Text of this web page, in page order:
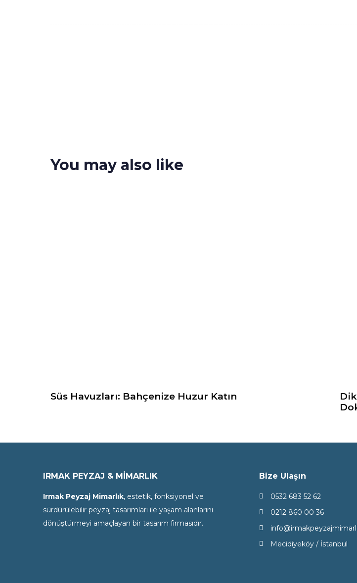
You may also like
Süs Havuzları: Bahçenize Huzur Katın
IRMAK PEYZAJ & MİMARLIK
Irmak Peyzaj Mimarlık, estetik, fonksiyonel ve
sürdürülebilir peyzaj tasarımları ile yaşam alanlarını
dönüştürmeyi amaçlayan bir tasarım firmasıdır.
Bize Ulaşın
0532 683 52 62
0212 860 00 36
Mecidiyeköy / İstanbul